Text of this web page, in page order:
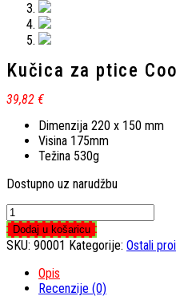
Kučica za ptice
39,82 €
Dimenzija 220 x 150 mm
Visina 175mm
Težina 530g
Dostupno uz narudžbu
Kučica
za
ptice
Print
Dodaj u košaricu
SKU: 90001 Kategorije: Ostali
Opis
Recenzije (0)